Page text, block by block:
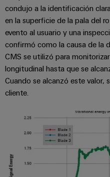
dispositivos
Soluciones
de
conectividad
para
dispositivos
como
tecnología
clave
IIoT
y
automatización
Soluciones
de
gestión
energía
Power
Controller
contra
rayos
y
sobretensiones
PV
combiner
Distribuidores
bus
campo
web
Opciones
de
pedido
digital
Interfaz
OCI
Interfaz
IIoT
y
automatización
Eventos
globales
eventos
condujo a la identificación
en la superficie de la pala del
evento al usuario y una
confirmó como la causa de la
CMS se utilizó para
longitudinal hasta que se
Cuando se alcanzó este valor,
cliente.